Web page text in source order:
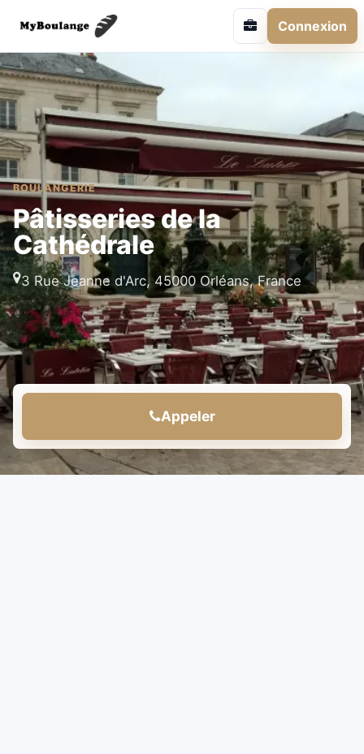
Connexion
BOULANGERIE
Pâtisseries de la
Cathédrale
3 Rue Jeanne d'Arc, 45000 Orléans, France
Appeler